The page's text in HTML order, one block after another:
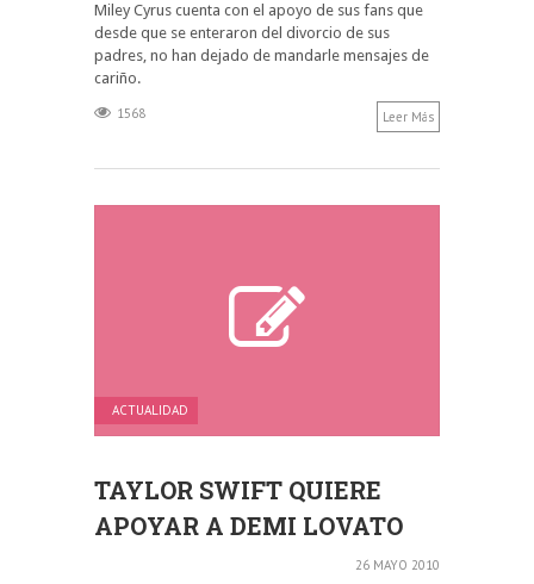
Miley Cyrus cuenta con el apoyo de sus fans que
desde que se enteraron del divorcio de sus
padres, no han dejado de mandarle mensajes de
cariño.
1568 Leer Más
ACTUALIDAD
TAYLOR SWIFT QUIERE
APOYAR A DEMI LOVATO
26 MAYO 2010